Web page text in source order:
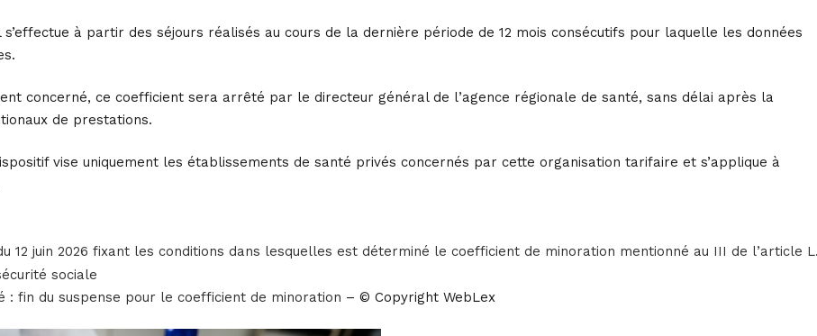
à partir des séjours réalisés au cours de la dernière période de 12 mois consécutifs pour laquelle les données
concerné, ce coefficient sera arrêté par le directeur général de l’agence régionale de santé, sans délai après la
de prestations.
vise uniquement les établissements de santé privés concernés par cette organisation tarifaire et s’applique à
12 juin 2026 fixant les conditions dans lesquelles est déterminé le coefficient de minoration mentionné au III de l’article
sociale
: fin du suspense pour le coefficient de minoration – © Copyright WebLex